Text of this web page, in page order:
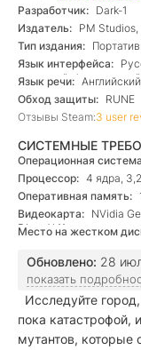
Разработчик: Dark-1
Издатель: PM Studios,
Тип издания:
Язык интерфейса:
немецкий,
Язык речи: Английский
Обход защиты: RUNE
Отзывы Steam:3 user
СИСТЕМНЫЕ
Операционная
Процессор: 4 ядра,
Оперативная память:
Видеокарта: NVidia
DirectX 11
Место на жестком
Обновлено: 28
показать
Исследуйте
пока катастрофой,
мутантов, которые